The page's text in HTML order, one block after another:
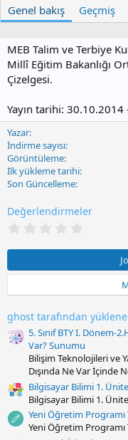
n
t
e
Genel bakış Geçmiş
MEB Talim ve Terbiye
Millî Eğitim Bakanlığı
Çizelgesi.
Yayın tarihi:
Yazar
İndirme sayısı
Görüntüleme
İlk yükleme tarihi
Son Güncelleme
Değerlendirmeler
0
y
ı
ı
z
ghost tarafından
5. Sınıf BTY I. Dönem-
Var? Sunumu
Bilişim Teknolojileri ve
Dışında Ne Var İçinde
Bilgisayar Bilimi 1.
Bilgisayar Bilimi 1.
Yeni Öğretim Programı
Yeni Öğretim Programı